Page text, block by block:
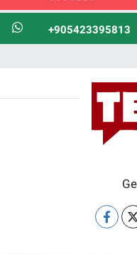
+905423395813